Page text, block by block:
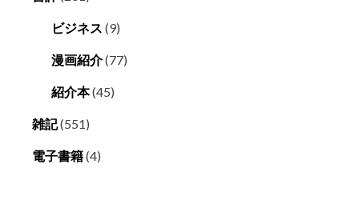
ビジネス (9)
漫画紹介(77)
紹介本(45)
雑記(551)
電子書籍(4)